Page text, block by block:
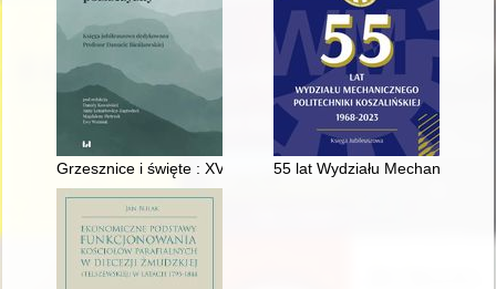
Grzesznice i święte : XVI-wieczne formacje na -ic(a)/-yc(a), -
55 lat Wydziału